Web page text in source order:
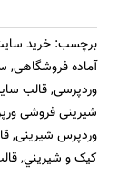
برچسب: خرید
آماده فروشگاهی,
وردپرسی,قالب
شیرینی فروشی
وردپرس شیرینی,
کيک و شيريني,